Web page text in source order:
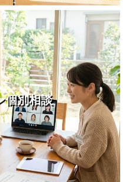
個別相談